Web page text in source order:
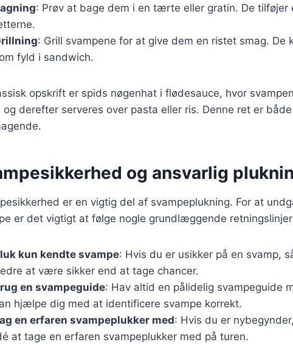
: Prøv at bage dem i en tærte eller gratin. De tilføjer
: Grill svampene for at give dem en ristet smag. De
fyld i sandwich.
opskrift er spids nøgenhat i flødesauce, hvor
og derefter serveres over pasta eller ris. Denne ret er
og ansvarlig
er en vigtig del af svampeplukning. For at
er det vigtigt at følge nogle grundlæggende
kun kendte svampe: Hvis du er usikker på en svamp,
at være sikker end at tage chancer.
en svampeguide: Hav altid en pålidelig svampeguide
hjælpe dig med at identificere svampe korrekt.
en erfaren svampeplukker med: Hvis du er
at tage en erfaren svampeplukker med på turen.